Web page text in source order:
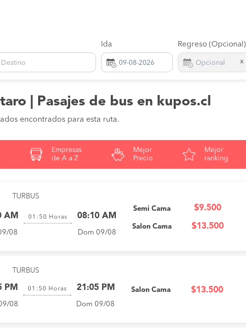
Ida Regreso (Opcional)
x
| Pasajes de bus en kupos.cl
encontrados para esta ruta.
Empresas
de A a Z
Mejor
Precio
Mejor
ranking
TURBUS
AM 01:50 Horas 08:10 AM
08 Dom 09/08
Semi Cama
Salon Cama
$9.500
$13.500
TURBUS
PM 01:50 Horas 21:05 PM
08 Dom 09/08
Salon Cama $13.500